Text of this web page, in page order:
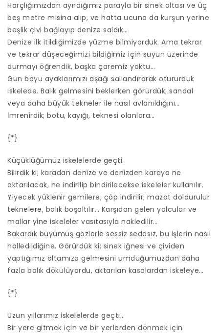
Harçlığımızdan ayırdığımız parayla bir sinek oltası ve üç
beş metre misina alıp, ve hatta ucuna da kurşun yerine
beşlik çivi bağlayıp denize saldık…
Denize ilk itildiğimizde yüzme bilmiyorduk. Ama tekrar
ve tekrar düşeceğimizi bildiğimiz için suyun üzerinde
durmayı öğrendik, başka çaremiz yoktu…
Gün boyu ayaklarımızı aşağı sallandırarak otururduk
iskelede. Balık gelmesini beklerken görürdük; sandal
veya daha büyük tekneler ile nasıl avlanıldığını…
İmrenirdik; botu, kayığı, teknesi olanlara…
{*}
Küçüklüğümüz iskelelerde geçti.
Bilirdik ki; karadan denize ve denizden karaya ne
aktarılacak, ne indirilip bindirilecekse iskeleler kullanılır.
Yiyecek yüklenir gemilere, çöp indirilir; mazot doldurulur
teknelere, balık boşaltılır… Karşıdan gelen yolcular ve
mallar yine iskeleler vasıtasıyla nakledilir…
Bakardık büyümüş gözlerle sessiz sedasız, bu işlerin nasıl
halledildiğine. Görürdük ki; sinek iğnesi ve çividen
yaptığımız oltamıza gelmesini umduğumuzdan daha
fazla balık dökülüyordu, aktarılan kasalardan iskeleye…
{*}
Uzun yıllarımız iskelelerde geçti…
Bir yere gitmek için ve bir yerlerden dönmek için